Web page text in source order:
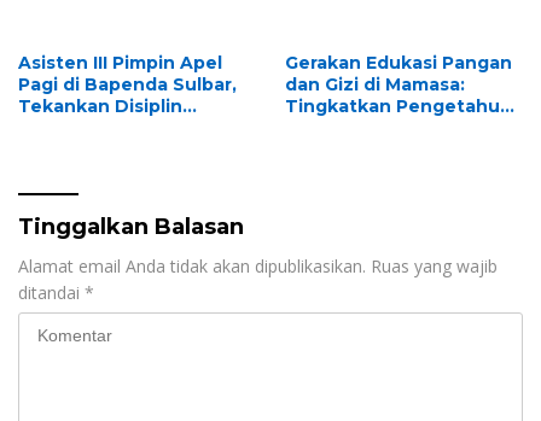
dan Penghapusan
Asisten III Pimpin Apel
Pagi di Bapenda Sulbar,
Tekankan Disiplin
Gerakan Edukasi Pangan
dan Gizi di Mamasa:
Tingkatkan Pengetahuan
Tinggalkan Balasan
Alamat email Anda tidak akan dipublikasikan. Ruas yang wajib
ditandai *